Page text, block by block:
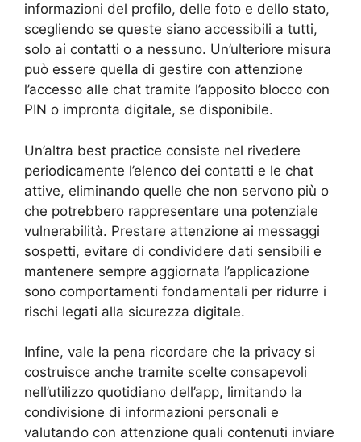
informazioni del profilo, delle foto e dello stato,
scegliendo se queste siano accessibili a tutti,
solo ai contatti o a nessuno. Un’ulteriore misura
può essere quella di gestire con attenzione
l’accesso alle chat tramite l’apposito blocco con
PIN o impronta digitale, se disponibile.
Un’altra best practice consiste nel rivedere
periodicamente l’elenco dei contatti e le chat
attive, eliminando quelle che non servono più o
che potrebbero rappresentare una potenziale
vulnerabilità. Prestare attenzione ai messaggi
sospetti, evitare di condividere dati sensibili e
mantenere sempre aggiornata l’applicazione
sono comportamenti fondamentali per ridurre i
rischi legati alla sicurezza digitale.
Infine, vale la pena ricordare che la privacy si
costruisce anche tramite scelte consapevoli
nell’utilizzo quotidiano dell’app, limitando la
condivisione di informazioni personali e
valutando con attenzione quali contenuti inviare